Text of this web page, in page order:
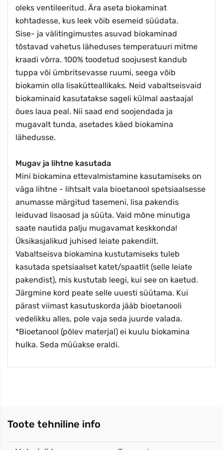
oleks ventileeritud. Ära aseta biokaminat
kohtadesse, kus leek võib esemeid süüdata.
Sise- ja välitingimustes asuvad biokaminad
tõstavad vahetus läheduses temperatuuri mitme
kraadi võrra. 100% toodetud soojusest kandub
tuppa või ümbritsevasse ruumi, seega võib
biokamin olla lisakütteallikaks. Neid vabaltseisvaid
biokaminaid kasutatakse sageli külmal aastaajal
õues laua peal. Nii saad end soojendada ja
mugavalt tunda, asetades käed biokamina
lähedusse.
Mugav ja lihtne kasutada
Mini biokamina ettevalmistamine kasutamiseks on
väga lihtne - lihtsalt vala bioetanool spetsiaalsesse
anumasse märgitud tasemeni, lisa pakendis
leiduvad lisaosad ja süüta. Vaid mõne minutiga
saate nautida palju mugavamat keskkonda!
Üksikasjalikud juhised leiate pakendilt.
Vabaltseisva biokamina kustutamiseks tuleb
kasutada spetsiaalset katet/spaatlit (selle leiate
pakendist), mis kustutab leegi, kui see on kaetud.
Järgmine kord peate selle uuesti süütama. Kui
pärast viimast kasutuskorda jääb bioetanooli
vedelikku alles, pole vaja seda juurde valada.
*Bioetanool (põlev materjal) ei kuulu biokamina
hulka. Seda müüakse eraldi.
Toote tehniline info